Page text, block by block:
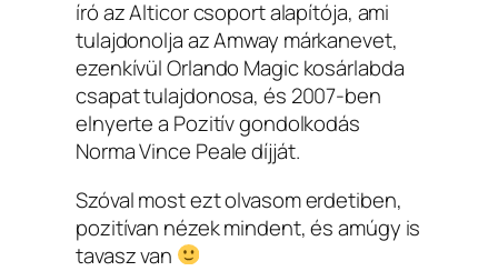
író az Alticor csoport alapítója, ami
tulajdonolja az Amway márkanevet,
ezenkívül Orlando Magic kosárlabda
csapat tulajdonosa, és 2007-ben
elnyerte a Pozitív gondolkodás
Norma Vince Peale díjját.
Szóval most ezt olvasom erdetiben,
pozitívan nézek mindent, és amúgy is
tavasz van